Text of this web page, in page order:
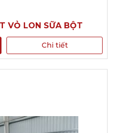
VỎ LON SỮA BỘT
Chi tiết